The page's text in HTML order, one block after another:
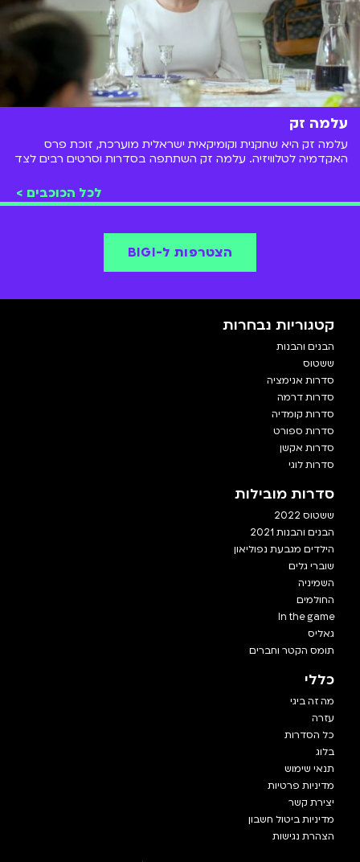
עלמה זק
עלמה זק היא שחקנית וקומיקאית ישראלית מוערכת, זוכת פרס
האקדמיה לטלוויזיה. עלמה זק השתתפה בסדרות וסרטים רבים לצד
לכל הכוכבים >
הצטרפות ל-BIGI
קטגוריות נבחרות
הבנים והבנות
ששטוס
סדרות אנימציה
סדרות דרמה
סדרות קומדיה
סדרות ספורט
סדרות אקשן
סדרות לוגי
סדרות מובילות
ששטוס 2022
הבנים והבנות 2021
הילדים מגבעת נפוליאון
שוברי גלים
השמיניה
החולמים
In the game
גאליס
תומס הקטר וחברים
כללי
מה זה ביגי
עזרה
כל הסדרות
בלוג
תנאי שימוש
מדיניות פרטיות
יצירת קשר
מדיניות ביטול חשבון
הצהרת נגישות